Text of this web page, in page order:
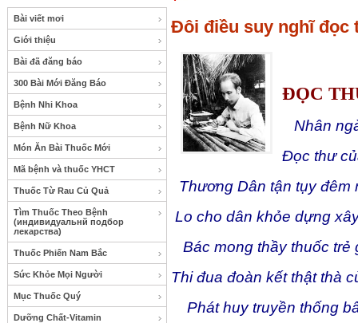
Bài viết mơi
Giới thiệu
Bài đã đăng báo
300 Bài Mới Đăng Báo
Bệnh Nhi Khoa
Bệnh Nữ Khoa
Món Ăn Bài Thuốc Mới
Mã bệnh và thuốc YHCT
Thuốc Từ Rau Củ Quả
Tìm Thuốc Theo Bệnh
(индивидуальнй подбор
лекарства)
Thuốc Phiến Nam Bắc
Sức Khỏe Mọi Người
Mục Thuốc Quý
Dưỡng Chất-Vitamin
Đôi điều suy nghĩ đọc
ĐỌC
Nhân
Đọc thư
Thương Dân tận tụy đêm
Lo cho dân khỏe dựng
Bác mong thầy thuốc trẻ
Thi đua đoàn kết thật thà
Phát huy truyền thống